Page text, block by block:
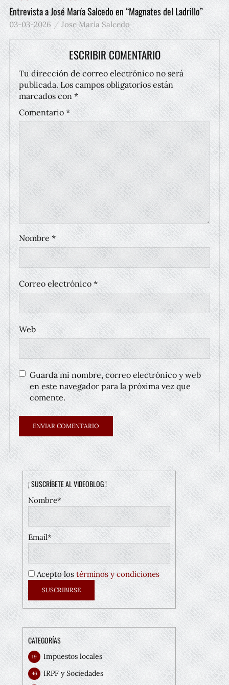
Entrevista a José María Salcedo en “Magnates del Ladrillo”
03-03-2026 Jose María Salcedo
ESCRIBIR COMENTARIO
Tu dirección de correo electrónico no será
publicada. Los campos obligatorios están
marcados con*
Comentario*
Nombre*
Correo electrónico*
Web
Guarda mi nombre, correo electrónico y web
en este navegador para la próxima vez que
comente.
¡ SUSCRÍBETE AL VIDEOBLOG !
Nombre*
Email*
Acepto los términos y condiciones
CATEGORÍAS
Impuestos locales
19
IRPF y Sociedades
46